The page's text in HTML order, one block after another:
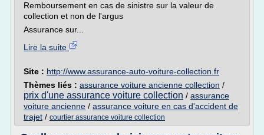
Remboursement en cas de sinistre sur la valeur de
collection et non de l'argus
Assurance sur...
Lire la suite
Site : http://www.assurance-auto-voiture-collection.fr
Thèmes liés : assurance voiture ancienne collection /
prix d'une assurance voiture collection / assurance
voiture ancienne / assurance voiture en cas d'accident de
trajet / courtier assurance voiture collection